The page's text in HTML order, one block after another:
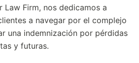
Law Firm, nos dedicamos a
a navegar por el complejo
una indemnización por pérdidas
y futuras.